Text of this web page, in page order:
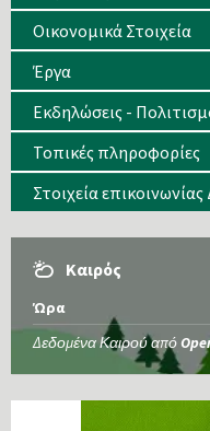
Οικονομικά Στοιχεία
Έργα
Εκδηλώσεις -
Τοπικές πληροφορίες
Στοιχεία
Καιρός
Ώρα
Δεδομένα Καιρού από